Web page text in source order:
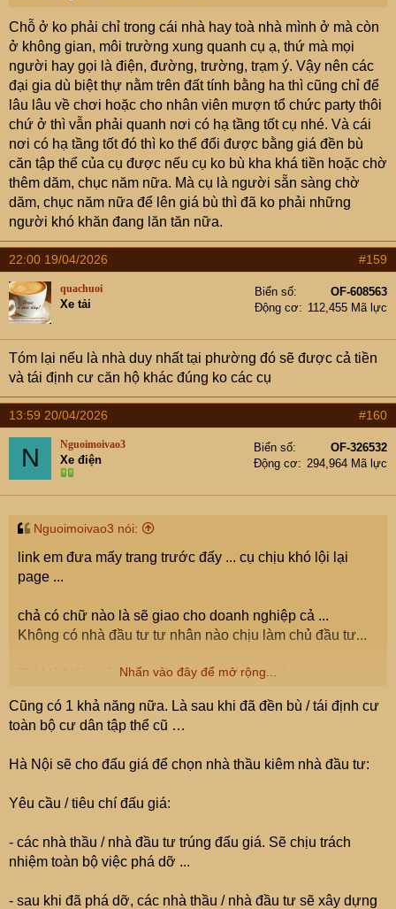
Chỗ ở ko phải chỉ trong cái nhà hay toà nhà mình ở mà còn
ở không gian, môi trường xung quanh cụ ạ, thứ mà mọi
người hay gọi là điện, đường, trường, trạm ý. Vậy nên các
đại gia dù biệt thự nằm trên đất tính bằng ha thì cũng chỉ để
lâu lâu về chơi hoặc cho nhân viên mượn tổ chức party thôi
chứ ở thì vẫn phải quanh nơi có hạ tầng tốt cụ nhé. Và cái
nơi có hạ tầng tốt đó thì ko thể đổi được bằng giá đền bù
căn tập thể của cụ được nếu cụ ko bù kha khá tiền hoặc chờ
thêm dăm, chục năm nữa. Mà cụ là người sẵn sàng chờ
dăm, chục năm nữa để lên giá bù thì đã ko phải những
người khó khăn đang lăn tăn nữa.
22:00 19/04/2026 #159
quachuoi
Xe tải
Biển số
OF-608563
Động cơ
112,455 Mã lực
Tóm lại nếu là nhà duy nhất tại phường đó sẽ được cả tiền
và tái định cư căn hộ khác đúng ko các cụ
13:59 20/04/2026 #160
N Nguoimoivao3
Xe điện
Biển số
OF-326532
Động cơ
294,964 Mã lực
Nguoimoivao3 nói:
link em đưa mấy trang trước đấy ... cụ chịu khó lội lại
page ...
chả có chữ nào là sẽ giao cho doanh nghiệp cả ...
Không có nhà đầu tư tư nhân nào chịu làm chủ đầu tư...
Thì Hà Nội phải làm chủ đầu tư chứ sao nữa cụ ...
20 năm qua chờ nhà đầu tư tư nhân ...
đường Nguyễn Công Trứ vừa mới triển khai ...
Nhấn vào đây để mở rộng...
Cũng có 1 khả năng nữa. Là sau khi đã đền bù / tái định cư
toàn bộ cư dân tập thể cũ …
Hà Nội sẽ cho đấu giá để chọn nhà thầu kiêm nhà đầu tư:
Yêu cầu / tiêu chí đấu giá:
- các nhà thầu / nhà đầu tư trúng đấu giá. Sẽ chịu trách
nhiệm toàn bộ việc phá dỡ ...
- sau khi đã phá dỡ, các nhà thầu / nhà đầu tư sẽ xây dựng